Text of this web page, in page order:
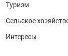
Туризм
Сельское
Интересы